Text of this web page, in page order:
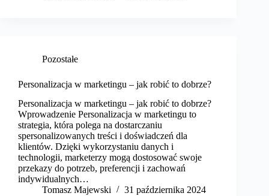
Pozostałe
Personalizacja w marketingu – jak robić to dobrze?
Personalizacja w marketingu – jak robić to dobrze?
Wprowadzenie Personalizacja w marketingu to
strategia, która polega na dostarczaniu
spersonalizowanych treści i doświadczeń dla
klientów. Dzięki wykorzystaniu danych i
technologii, marketerzy mogą dostosować swoje
przekazy do potrzeb, preferencji i zachowań
indywidualnych…
Tomasz Majewski
31 października 2024